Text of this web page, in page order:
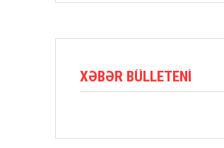
XƏBƏR BÜLLETENI